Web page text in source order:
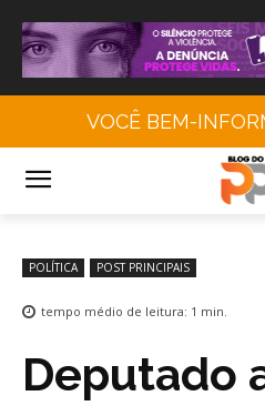
VOCÊ BEM-
POLÍTICA POST PRINCIPAIS
tempo médio de leitura: 1 min.
Deputado